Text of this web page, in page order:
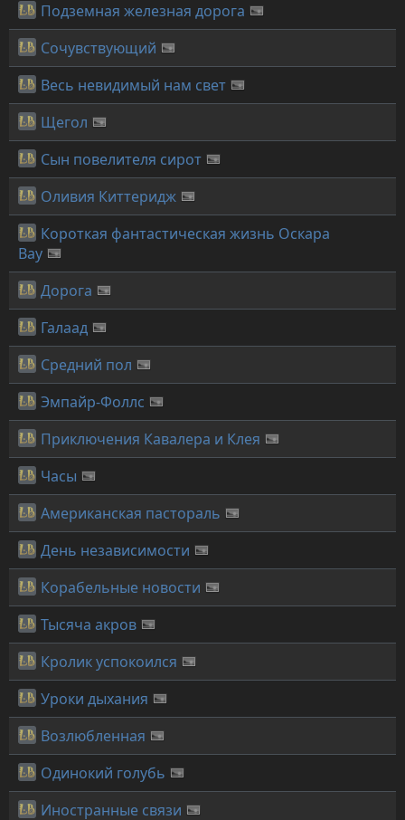
Подземная железная дорога
Сочувствующий
Весь невидимый нам свет
Щегол
Сын повелителя сирот
Оливия Киттеридж
Короткая фантастическая жизнь Оскара
Вау
Дорога
Галаад
Средний пол
Эмпайр-Фоллс
Приключения Кавалера и Клея
Часы
Американская пастораль
День независимости
Корабельные новости
Тысяча акров
Кролик успокоился
Уроки дыхания
Возлюбленная
Одинокий голубь
Иностранные связи